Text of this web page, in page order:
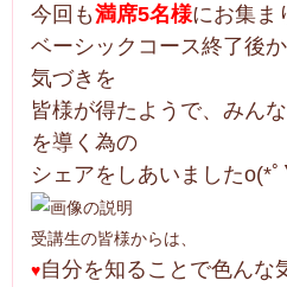
今回も満席5名様にお集ま
ベーシックコース終了後
気づきを
皆様が得たようで、みん
を導く為の
シェアをしあいましたo(*
受講生の皆様からは、
♥自分を知ることで色んな